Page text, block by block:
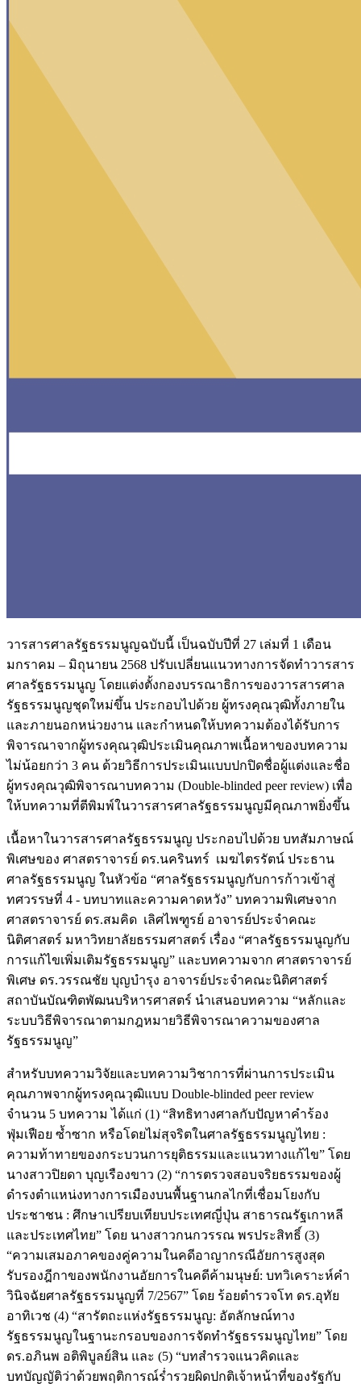
วารสารศาลรัฐธรรมนูญฉบับนี้ เป็นฉบับปีที่ 27 เล่มที่ 1 เดือน
มกราคม – มิถุนายน 2568 ปรับเปลี่ยนแนวทางการจัดทำวารสาร
ศาลรัฐธรรมนูญ โดยแต่งตั้งกองบรรณาธิการของวารสารศาล
รัฐธรรมนูญชุดใหม่ขึ้น ประกอบไปด้วย ผู้ทรงคุณวุฒิทั้งภายใน
และภายนอกหน่วยงาน และกำหนดให้บทความต้องได้รับการ
พิจารณาจากผู้ทรงคุณวุฒิประเมินคุณภาพเนื้อหาของบทความ
ไม่น้อยกว่า 3 คน ด้วยวิธีการประเมินแบบปกปิดชื่อผู้แต่งและชื่อ
ผู้ทรงคุณวุฒิพิจารณาบทความ (Double-blinded peer review) เพื่อ
ให้บทความที่ตีพิมพ์ในวารสารศาลรัฐธรรมนูญมีคุณภาพยิ่งขึ้น
เนื้อหาในวารสารศาลรัฐธรรมนูญ ประกอบไปด้วย บทสัมภาษณ์
พิเศษของ ศาสตราจารย์ ดร.นครินทร์ เมฆไตรรัตน์ ประธาน
ศาลรัฐธรรมนูญ ในหัวข้อ “ศาลรัฐธรรมนูญกับการก้าวเข้าสู่
ทศวรรษที่ 4 - บทบาทและความคาดหวัง” บทความพิเศษจาก
ศาสตราจารย์ ดร.สมคิด เลิศไพฑูรย์ อาจารย์ประจำคณะ
นิติศาสตร์ มหาวิทยาลัยธรรมศาสตร์ เรื่อง “ศาลรัฐธรรมนูญกับ
การแก้ไขเพิ่มเติมรัฐธรรมนูญ” และบทความจาก ศาสตราจารย์
พิเศษ ดร.วรรณชัย บุญบำรุง อาจารย์ประจำคณะนิติศาสตร์
สถาบันบัณฑิตพัฒนบริหารศาสตร์ นำเสนอบทความ “หลักและ
ระบบวิธีพิจารณาตามกฎหมายวิธีพิจารณาความของศาล
รัฐธรรมนูญ”
สำหรับบทความวิจัยและบทความวิชาการที่ผ่านการประเมิน
คุณภาพจากผู้ทรงคุณวุฒิแบบ Double-blinded peer review
จำนวน 5 บทความ ได้แก่ (1) “สิทธิทางศาลกับปัญหาคำร้อง
ฟุ่มเฟือย ซ้ำซาก หรือโดยไม่สุจริตในศาลรัฐธรรมนูญไทย :
ความท้าทายของกระบวนการยุติธรรมและแนวทางแก้ไข” โดย
นางสาวปิยดา บุญเรืองขาว (2) “การตรวจสอบจริยธรรมของผู้
ดำรงตำแหน่งทางการเมืองบนพื้นฐานกลไกที่เชื่อมโยงกับ
ประชาชน : ศึกษาเปรียบเทียบประเทศญี่ปุ่น สาธารณรัฐเกาหลี
และประเทศไทย” โดย นางสาวกนกวรรณ พรประสิทธิ์ (3)
“ความเสมอภาคของคู่ความในคดีอาญากรณีอัยการสูงสุด
รับรองฎีกาของพนักงานอัยการในคดีค้ามนุษย์: บทวิเคราะห์คำ
วินิจฉัยศาลรัฐธรรมนูญที่ 7/2567” โดย ร้อยตำรวจโท ดร.อุทัย
อาทิเวช (4) “สารัตถะแห่งรัฐธรรมนูญ: อัตลักษณ์ทาง
รัฐธรรมนูญในฐานะกรอบของการจัดทำรัฐธรรมนูญไทย” โดย
ดร.อภินพ อติพิบูลย์สิน และ (5) “บทสำรวจแนวคิดและ
บทบัญญัติว่าด้วยพฤติการณ์ร่ำรวยผิดปกติเจ้าหน้าที่ของรัฐกับ